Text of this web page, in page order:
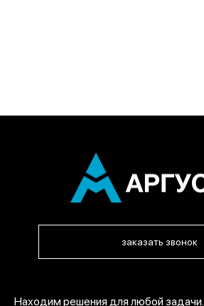
заказать звонок
Находим решения для любой задачи.